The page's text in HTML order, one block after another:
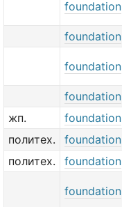
foundation
foundation
foundation
foundation
жп.
foundation
политех.
foundation
политех.
foundation
foundation